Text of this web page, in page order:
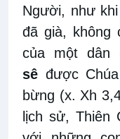
Người, như
đã già, không
của một
sê được Chúa
bừng (x. Xh
lịch sử, Thiên